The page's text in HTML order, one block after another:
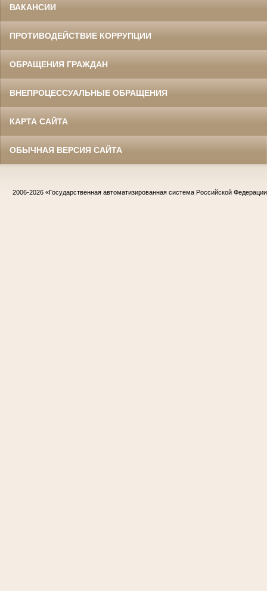
ВАКАНСИИ
ПРОТИВОДЕЙСТВИЕ КОРРУПЦИИ
ОБРАЩЕНИЯ ГРАЖДАН
ВНЕПРОЦЕССУАЛЬНЫЕ ОБРАЩЕНИЯ
КАРТА САЙТА
ОБЫЧНАЯ ВЕРСИЯ САЙТА
2006-2026 «Государственная автоматизированная система Российской